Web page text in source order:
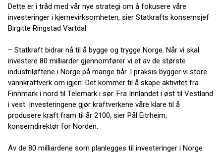
Dette er i tråd med vår nye strategi om å fokusere våre
investeringer i kjernevirksomheten, sier Statkrafts konsernsjef
Birgitte Ringstad Vartdal.
– Statkraft bidrar nå til å bygge og trygge Norge. Når vi skal
investere 80 milliarder gjennomfører vi et av de største
industriløftene i Norge på mange tiår. I praksis bygger vi store
vannkraftverk om igjen. Det kommer til å skape aktivitet fra
Finnmark i nord til Telemark i sør. Fra Innlandet i øst til Vestland
i vest. Investeringene gjør kraftverkene våre klare til å
produsere kraft fram til år 2100, sier Pål Eitrheim,
konserndirektør for Norden.
Av de 80 milliardene som planlegges til investeringer i Norge